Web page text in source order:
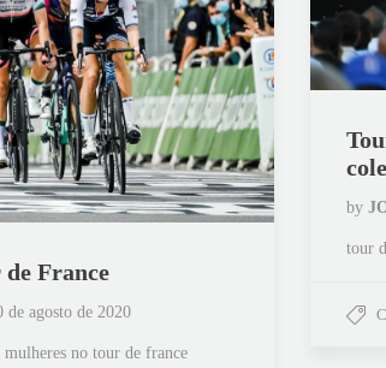
by
tour
France
de agosto de 2020
no tour de france